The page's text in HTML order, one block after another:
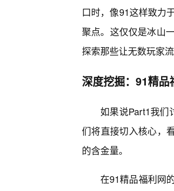
口时，像91这样致力
聚点。这仅仅是冰山
探索那些让无数玩家
深度挖掘：91精品
如果说Part1我们
们将直接切入核心，
的含金量。
在91精品福利网